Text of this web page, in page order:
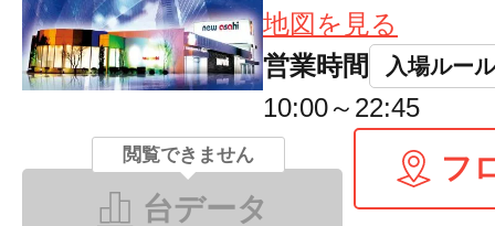
地図を見る
営業時間
入場ルール
10:00～22:45
閲覧できません
台データ
フ